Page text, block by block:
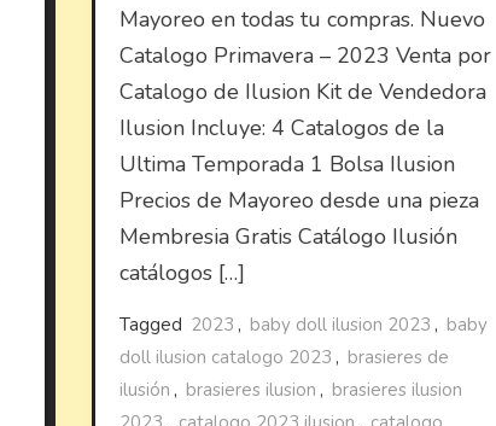
Mayoreo en todas tu compras. Nuevo
Catalogo Primavera – 2023 Venta por
Catalogo de Ilusion Kit de Vendedora
Ilusion Incluye: 4 Catalogos de la
Ultima Temporada 1 Bolsa Ilusion
Precios de Mayoreo desde una pieza
Membresia Gratis Catálogo Ilusión
catálogos […]
Tagged 2023 , baby doll ilusion 2023 , baby
doll ilusion catalogo 2023 , brasieres de
ilusión , brasieres ilusion , brasieres ilusion